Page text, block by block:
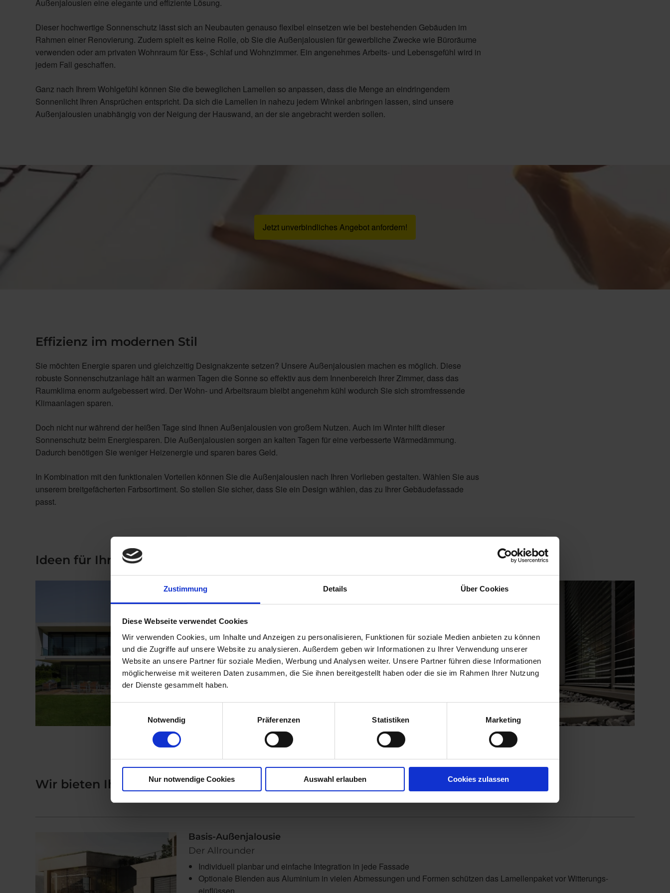
Zustimmung Details Über Cookies
Diese Webseite verwendet Cookies
Wir verwenden Cookies, um Inhalte und Anzeigen zu personalisieren, Funktionen für soziale Medien anbieten zu können
und die Zugriffe auf unsere Website zu analysieren. Außerdem geben wir Informationen zu Ihrer Verwendung unserer
Website an unsere Partner für soziale Medien, Werbung und Analysen weiter. Unsere Partner führen diese Informationen
möglicherweise mit weiteren Daten zusammen, die Sie ihnen bereitgestellt haben oder die sie im Rahmen Ihrer Nutzung
der Dienste gesammelt haben.
Notwendig
Präferenzen Statistiken Marketing
Nur notwendige Cookies Auswahl erlauben Cookies zulassen
Außenjalousien eine elegante und effiziente Lösung.
Dieser hochwertige Sonnenschutz lässt sich an Neubauten genauso flexibel einsetzen wie bei bestehenden Gebäuden im
Rahmen einer Renovierung. Zudem spielt es keine Rolle, ob Sie die Außenjalousien für gewerbliche Zwecke wie Büroräume
verwenden oder am privaten Wohnraum für Ess-, Schlaf und Wohnzimmer. Ein angenehmes Arbeits- und Lebensgefühl wird in
jedem Fall geschaffen.
Ganz nach Ihrem Wohlgefühl können Sie die beweglichen Lamellen so anpassen, dass die Menge an eindringendem
Sonnenlicht Ihren Ansprüchen entspricht. Da sich die Lamellen in nahezu jedem Winkel anbringen lassen, sind unsere
Außenjalousien unabhängig von der Neigung der Hauswand, an der sie angebracht werden sollen.
Jetzt unverbindliches Angebot anfordern!
Effizienz im modernen Stil
Sie möchten Energie sparen und gleichzeitig Designakzente setzen? Unsere Außenjalousien machen es möglich. Diese
robuste Sonnenschutzanlage hält an warmen Tagen die Sonne so effektiv aus dem Innenbereich Ihrer Zimmer, dass das
Raumklima enorm aufgebessert wird. Der Wohn- und Arbeitsraum bleibt angenehm kühl wodurch Sie sich stromfressende
Klimaanlagen sparen.
Doch nicht nur während der heißen Tage sind Ihnen Außenjalousien von großem Nutzen. Auch im Winter hilft dieser
Sonnenschutz beim Energiesparen. Die Außenjalousien sorgen an kalten Tagen für eine verbesserte Wärmedämmung.
Dadurch benötigen Sie weniger Heizenergie und sparen bares Geld.
In Kombination mit den funktionalen Vorteilen können Sie die Außenjalousien nach Ihren Vorlieben gestalten. Wählen Sie aus
unserem breitgefächerten Farbsortiment. So stellen Sie sicher, dass Sie ein Design wählen, das zu Ihrer Gebäudefassade
passt.
Ideen für Ihr Zuhause
Wir bieten Ihnen für jede Anforderung die passende Außenjalousie
Basis-Außenjalousie
Der Allrounder
Individuell planbar und einfache Integration in jede Fassade
Optionale Blenden aus Aluminium in vielen Abmessungen und Formen schützen das Lamellenpaket vor Witterungs-